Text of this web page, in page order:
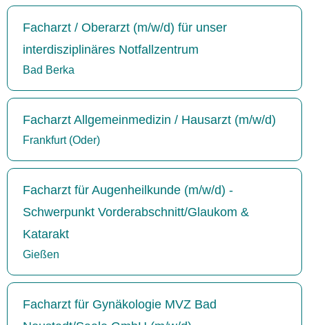
Facharzt / Oberarzt (m/w/d) für unser
interdisziplinäres Notfallzentrum
Bad Berka
Facharzt Allgemeinmedizin / Hausarzt (m/w/d)
Frankfurt (Oder)
Facharzt für Augenheilkunde (m/w/d) -
Schwerpunkt Vorderabschnitt/Glaukom &
Katarakt
Gießen
Facharzt für Gynäkologie MVZ Bad